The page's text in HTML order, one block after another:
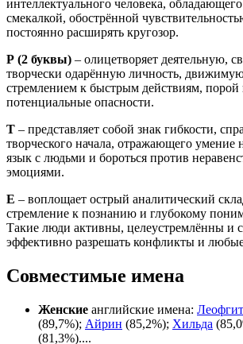
интеллектуального человека,
смекалкой, обострённой
постоянно расширять кругозор.
Р (2 буквы) – олицетворяет деятельную,
творчески одарённую личность,
стремлением к быстрым действиям, порой
потенциальные опасности.
Т – представляет собой знак гибкости,
творческого начала, отражающего умение
язык с людьми и бороться против
эмоциями.
Е – воплощает острый аналитический
стремление к познанию и глубокому
Такие люди активны, целеустремлённы и
эффективно разрешать конфликты и
Совместимые имена
Женские английские имена: Леофгит
(89,7%); Айрин (85,2%); Хильда
(81,3%)....